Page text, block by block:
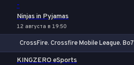
-
Ninjas in Pyjamas
12 августа в 19:50
CrossFire. Crossfire Mobile League. Bo7
KINGZERO eSports